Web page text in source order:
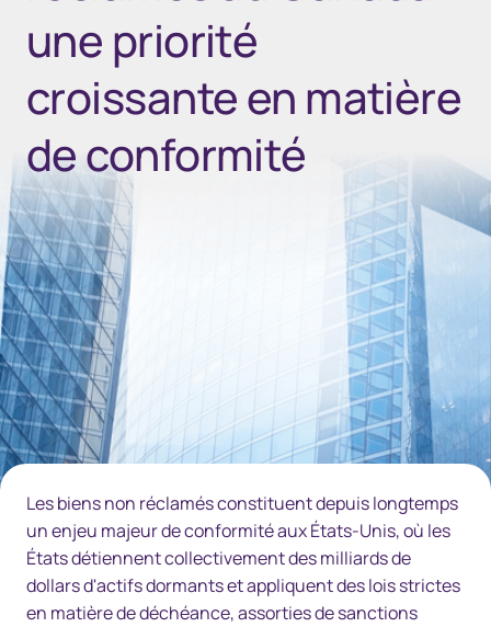
une priorité
croissante en matière
de conformité
Les biens non réclamés constituent depuis longtemps
un enjeu majeur de conformité aux États-Unis, où les
États détiennent collectivement des milliards de
dollars d'actifs dormants et appliquent des lois strictes
en matière de déchéance, assorties de sanctions